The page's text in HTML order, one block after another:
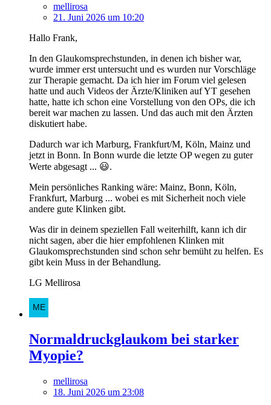
mellirosa
21. Juni 2026 um 10:20
Hallo Frank,
In den Glaukomsprechstunden, in denen ich bisher war,
wurde immer erst untersucht und es wurden nur Vorschläge
zur Therapie gemacht. Da ich hier im Forum viel gelesen
hatte und auch Videos der Ärzte/Kliniken auf YT gesehen
hatte, hatte ich schon eine Vorstellung von den OPs, die ich
bereit war machen zu lassen. Und das auch mit den Ärzten
diskutiert habe.
Dadurch war ich Marburg, Frankfurt/M, Köln, Mainz und
jetzt in Bonn. In Bonn wurde die letzte OP wegen zu guter
Werte abgesagt ... 😃.
Mein persönliches Ranking wäre: Mainz, Bonn, Köln,
Frankfurt, Marburg ... wobei es mit Sicherheit noch viele
andere gute Klinken gibt.
Was dir in deinem speziellen Fall weiterhilft, kann ich dir
nicht sagen, aber die hier empfohlenen Klinken mit
Glaukomsprechstunden sind schon sehr bemüht zu helfen. Es
gibt kein Muss in der Behandlung.
LG Mellirosa
Normaldruckglaukom bei starker
Myopie?
mellirosa
18. Juni 2026 um 23:08